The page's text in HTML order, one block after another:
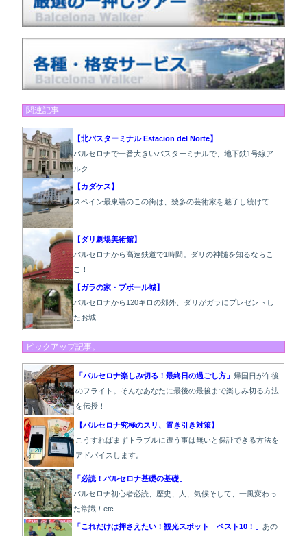
関連記事
【北バスターミナル Estacion del Norte】
バルセロナで一番大きいバスターミナルで、地下鉄1号線ア
ルク…
【カダケス】
スペイン最東端のこの街は、幾多の芸術家を魅了し続けて….
【ダリ劇場美術館】
バルセロナから高速鉄道で1時間。ダリの神髄を知るならこ
こ！
【ガラの家・プボール城】
バルセロナから120キロの郊外、ダリがガラにプレゼントし
たお城
ピックアップ記事。
「バルセロナ楽しみ切る！最終日の過ごし方」帰国日が午後
のフライト。そんなあなたに最後の最後まで楽しみ切る方法
を伝授！
【バルセロナ究極のスリ、置き引き対策】
こうすればまずトラブルに遭う事は無いと保証できる方法を
アドバイスします。
「必読！バルセロナ基礎の基礎」
バルセロナ初心者必読、歴史、人、気候そして、一風変わっ
た常識！etc….
「これだけは押さえたい！観光スポット ベスト10！」 あの